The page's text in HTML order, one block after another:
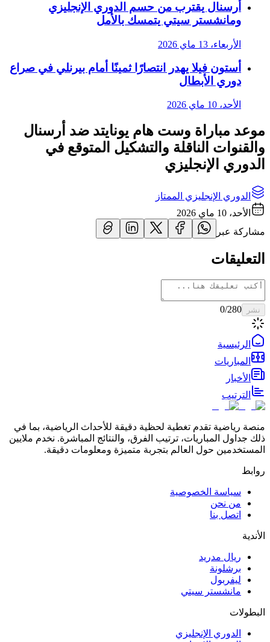
أرسنال يقترب من حسم الدوري الإنجليزي
ومانشستر سيتي يتمسك بالأمل
الأربعاء، 13 ماي 2026
أستون فيلا يهدر انتصارًا ثمينًا أمام بيرنلي في صراع
دوري الأبطال
الأحد، 10 ماي 2026
موعد مباراة وست هام يونايتد ضد أرسنال
والقنوات الناقلة والتشكيل المتوقع في
الدوري الإنجليزي
الدوري الإنجليزي الممتاز
الأحد، 10 ماي 2026
مشاركة عبر
التعليقات
نشر 0/280
الرئيسية
المباريات
الأخبار
الترتيب
منصة رياضية تقدم تغطية لحظية دقيقة للأحداث الرياضية، بما في
ذلك جداول المباريات، ترتيب الفرق، والنتائج المباشرة. نخدم ملايين
المستخدمين حول العالم بتجربة متميزة ومعلومات دقيقة.
روابط
سياسة الخصوصية
من نحن
اتصل بنا
الأندية
ريال مدريد
برشلونة
ليفربول
مانشستر سيتي
البطولات
الدوري الإنجليزي